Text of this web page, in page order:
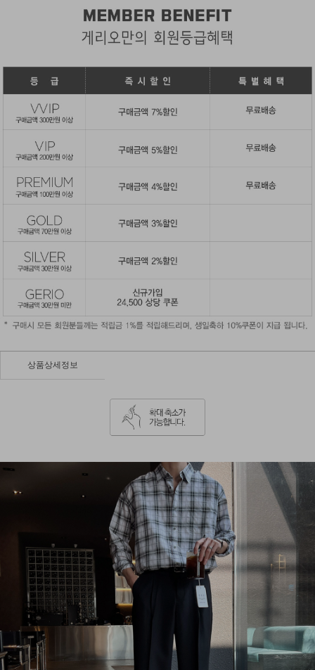
상품상세정보